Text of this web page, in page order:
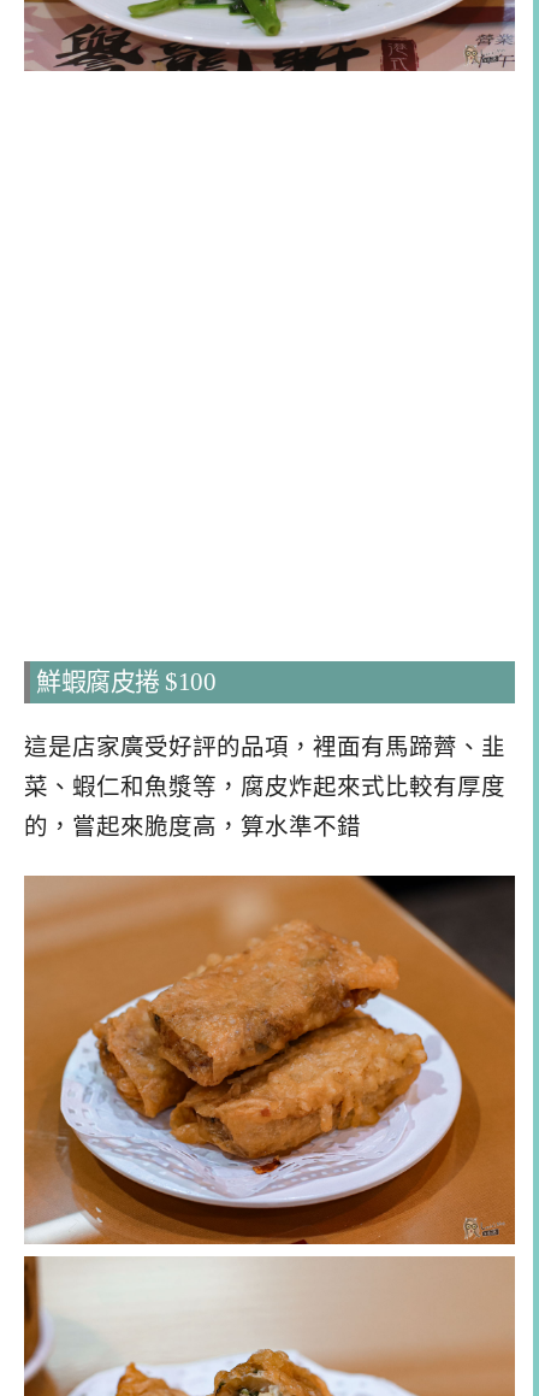
鮮蝦腐皮捲 $100
這是店家廣受好評的品項，裡面有馬蹄薺、韭
菜、蝦仁和魚漿等，腐皮炸起來式比較有厚度
的，嘗起來脆度高，算水準不錯